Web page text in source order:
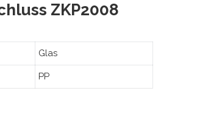
ZKP2008
Glas
PP